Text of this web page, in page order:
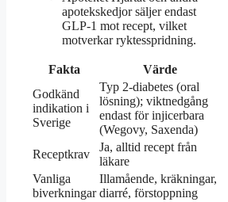
apotekskedjor säljer endast
GLP-1 mot recept, vilket
motverkar ryktesspridning.
Fakta
Värde
Godkänd
indikation i
Sverige
Typ 2-diabetes (oral
lösning); viktnedgång
endast för injicerbara
(Wegovy, Saxenda)
Receptkrav
Ja, alltid recept från
läkare
Vanliga
biverkningar
Illamående, kräkningar,
diarré, förstoppning